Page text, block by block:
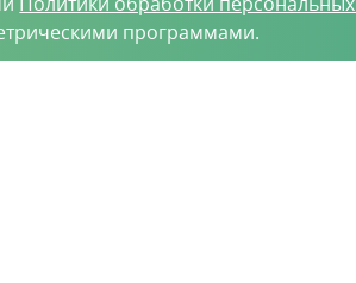
программами.